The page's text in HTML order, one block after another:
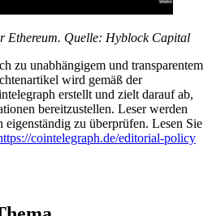
Ethereum. Quelle: Hyblock Capital
zu unabhängigem und transparentem
wird gemäß der
erstellt und zielt darauf ab,
bereitzustellen. Leser werden
zu überprüfen. Lesen Sie
cointelegraph.de/editorial-policy